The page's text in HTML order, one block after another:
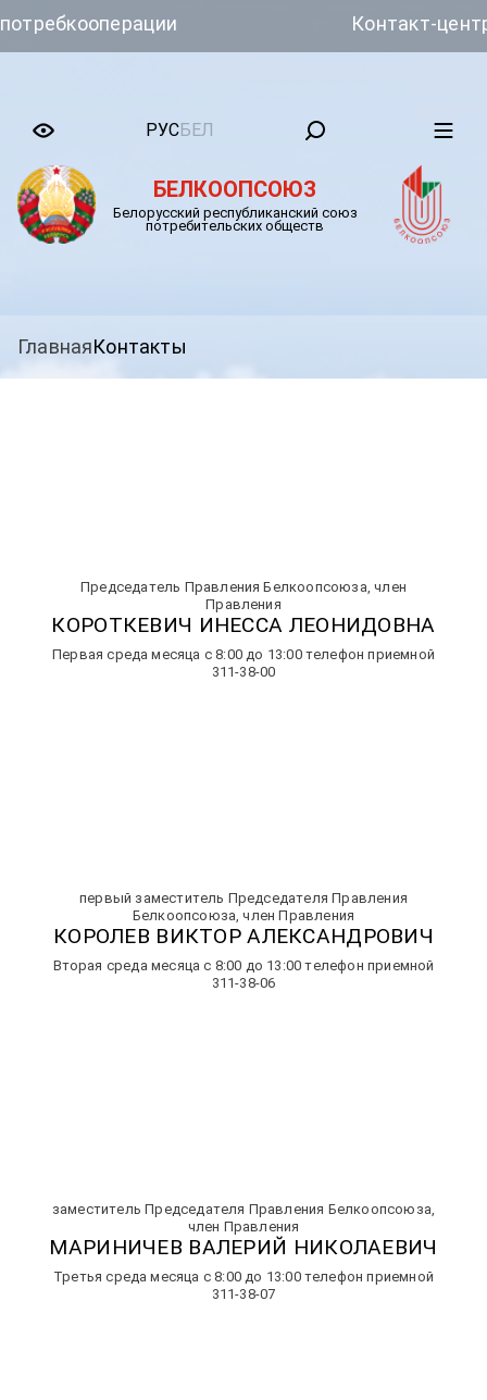
Контакт-центр
БЕЛКООПСОЮЗ
Белорусский республиканский союз
потребительских обществ
РУСБЕЛ
ГлавнаяКонтакты
Председатель Правления Белкоопсоюза, член
Правления
КОРОТКЕВИЧ ИНЕССА ЛЕОНИДОВНА
Первая среда месяца с 8:00 до 13:00 телефон приемной
311-38-00
первый заместитель Председателя Правления
Белкоопсоюза, член Правления
КОРОЛЕВ ВИКТОР АЛЕКСАНДРОВИЧ
Вторая среда месяца с 8:00 до 13:00 телефон приемной
311-38-06
заместитель Председателя Правления Белкоопсоюза,
член Правления
МАРИНИЧЕВ ВАЛЕРИЙ НИКОЛАЕВИЧ
Третья среда месяца с 8:00 до 13:00 телефон приемной
311-38-07